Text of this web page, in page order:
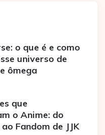
o que é e como
universo de
ômega
que
o Anime: do
Fandom de JJK